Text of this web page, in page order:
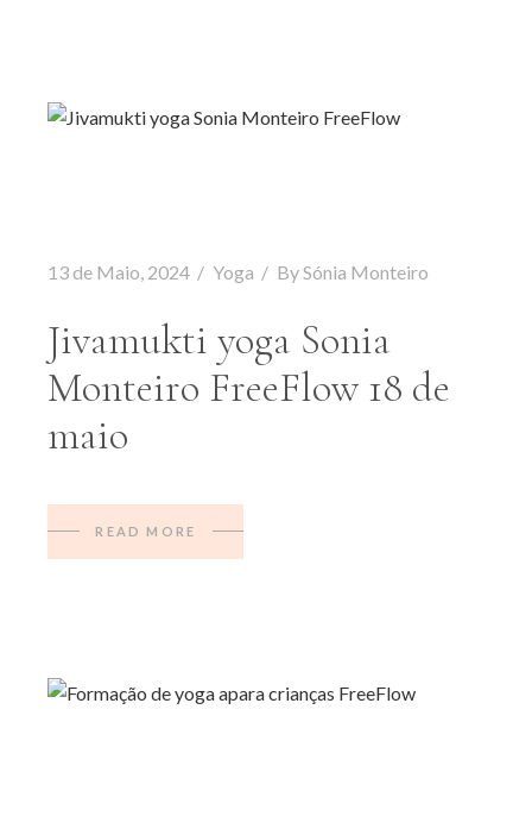
13 de Maio, 2024 Yoga BySónia Monteiro
Jivamukti yoga Sonia
Monteiro FreeFlow 18 de
maio
READ MORE